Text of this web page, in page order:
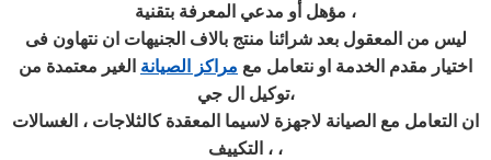
مؤهل أو مدعي المعرفة بتقنية ،
ليس من المعقول بعد شرائنا منتج بالاف الجنيهات ان نتهاون فى
اختيار مقدم الخدمة او نتعامل مع مراكز الصيانة الغير معتمدة من
توكيل ال جي،
ان التعامل مع الصيانة لاجهزة لاسيما المعقدة كالثلاجات ، الغسالات
، التكييف ،